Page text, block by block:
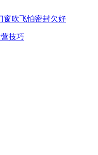
窗吹飞怕密封欠好
技巧